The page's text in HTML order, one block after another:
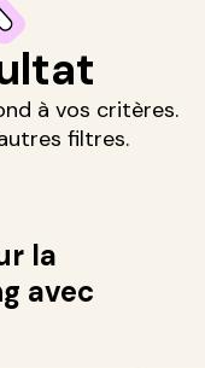
à vos critères.
filtres.
la
avec